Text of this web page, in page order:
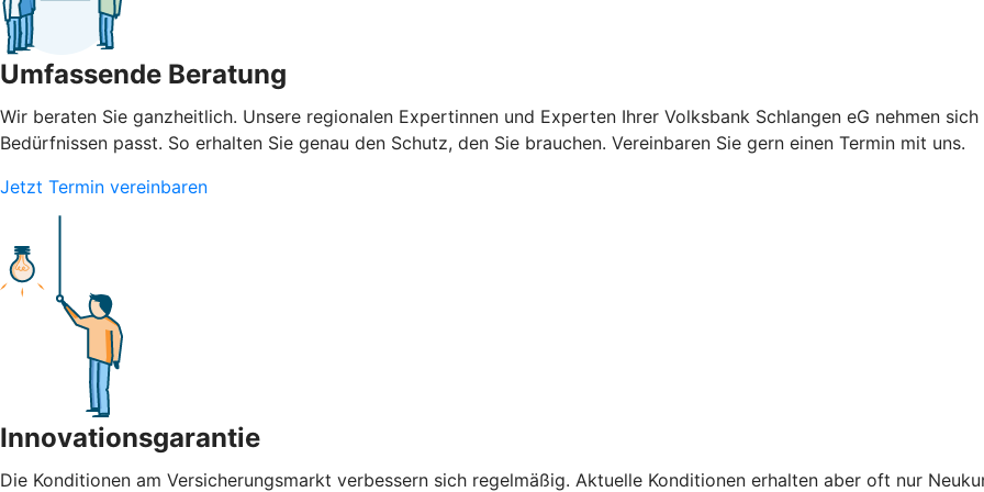
Umfassende Beratung
Wir beraten Sie ganzheitlich. Unsere regionalen Expertinnen und Experten Ihrer Volksbank Schlangen eG nehmen
Bedürfnissen passt. So erhalten Sie genau den Schutz, den Sie brauchen. Vereinbaren Sie gern einen Termin mit uns.
Jetzt Termin vereinbaren
Innovationsgarantie
Die Konditionen am Versicherungsmarkt verbessern sich regelmäßig. Aktuelle Konditionen erhalten aber oft nur